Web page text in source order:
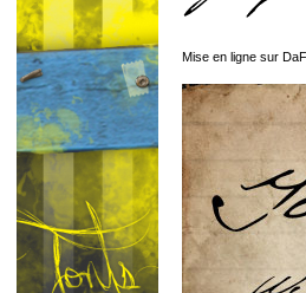
Mise en ligne sur